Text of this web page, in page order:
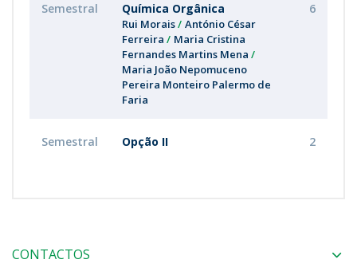
Semestral Química Orgânica
Rui Morais
António César
Ferreira
Maria Cristina
Fernandes Martins Mena
Maria João Nepomuceno
Pereira Monteiro Palermo de
Faria
6
Semestral Opção II 2
CONTACTOS